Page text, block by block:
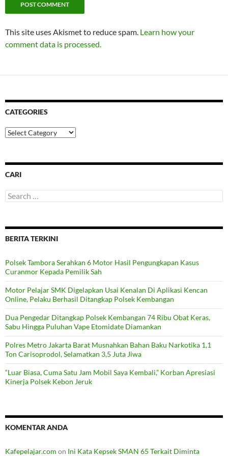
This site uses Akismet to reduce spam. Learn how your
comment data is processed.
CATEGORIES
Categories
CARI
Search
for:
BERITA TERKINI
Polsek Tambora Serahkan 6 Motor Hasil Pengungkapan Kasus
Curanmor Kepada Pemilik Sah
Motor Pelajar SMK Digelapkan Usai Kenalan Di Aplikasi Kencan
Online, Pelaku Berhasil Ditangkap Polsek Kembangan
Dua Pengedar Ditangkap Polsek Kembangan 74 Ribu Obat Keras,
Sabu Hingga Puluhan Vape Etomidate Diamankan
Polres Metro Jakarta Barat Musnahkan Bahan Baku Narkotika 1,1
Ton Carisoprodol, Selamatkan 3,5 Juta Jiwa
“Luar Biasa, Cuma Satu Jam Mobil Saya Kembali,” Korban Apresiasi
Kinerja Polsek Kebon Jeruk
KOMENTAR ANDA
Kafepelajar.com on Ini Kata Kepsek SMAN 65 Terkait Diminta